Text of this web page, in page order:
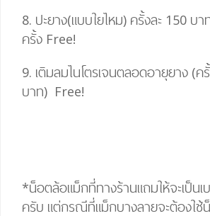
8. ปะยาง(แบบใยไหม) ครั้งละ 150 บ
ครั้ง Free!
9. เติมลมไนโตรเจนตลอดอายุยาง (ค
บาท) Free!
*น็อตล้อแม็กที่ทางร้านแถมให้จะเป็นเ
ครับ แต่กรณีที่แม็กบางลายจะต้องใช้